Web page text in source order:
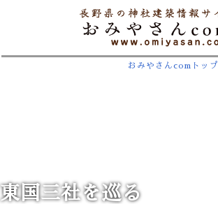
おみやさんcomトップ
東国三社を巡る